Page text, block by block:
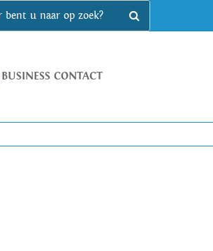
BUSINESS CONTACT